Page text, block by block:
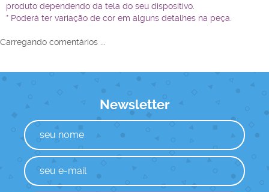
produto dependendo da tela do seu dispositivo.
* Poderá ter variação de cor em alguns detalhes na peça.
Carregando comentários ...
Newsletter